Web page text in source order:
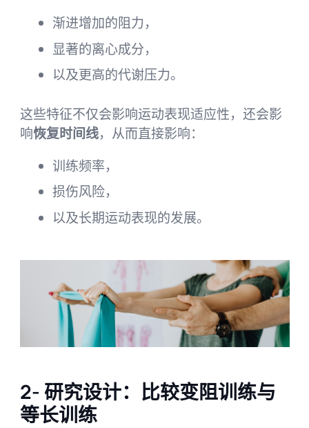
渐进增加的阻力，
显著的离心成分，
以及更高的代谢压力。
这些特征不仅会影响运动表现适应性，还会影
响恢复时间线，从而直接影响：
训练频率，
损伤风险，
以及长期运动表现的发展。
2- 研究设计：比较变阻训练与
等长训练